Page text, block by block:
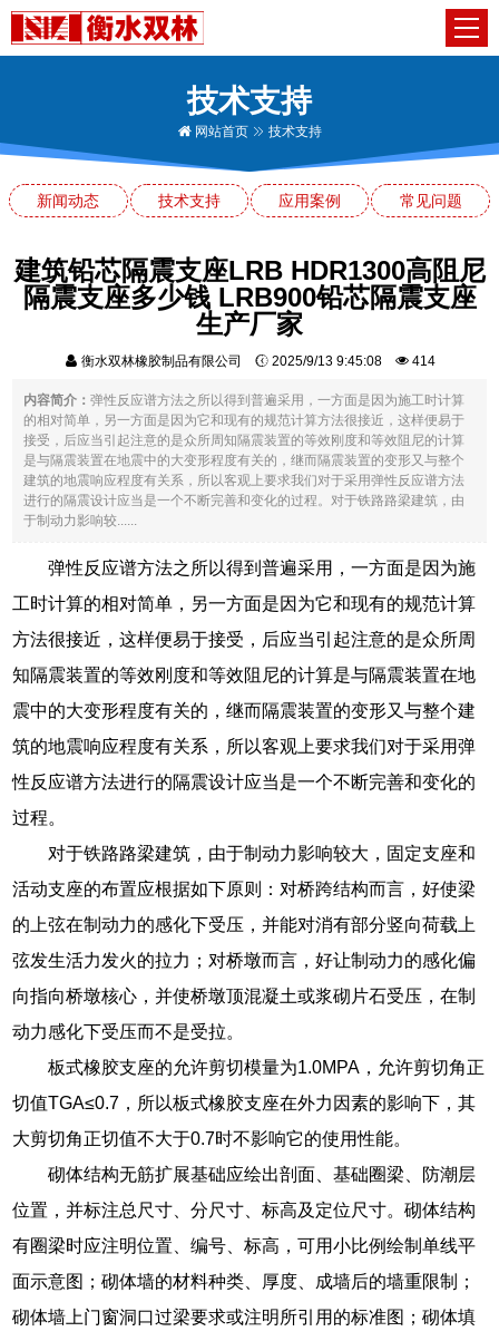
技术支持
网站首页 技术支持
新闻动态 技术支持 应用案例 常见问题
建筑铅芯隔震支座LRB HDR1300高阻尼
隔震支座多少钱 LRB900铅芯隔震支座
生产厂家
衡水双林橡胶制品有限公司 2025/9/13 9:45:08 414
内容简介：弹性反应谱方法之所以得到普遍采用，一方面是因为施工时计算
的相对简单，另一方面是因为它和现有的规范计算方法很接近，这样便易于
接受，后应当引起注意的是众所周知隔震装置的等效刚度和等效阻尼的计算
是与隔震装置在地震中的大变形程度有关的，继而隔震装置的变形又与整个
建筑的地震响应程度有关系，所以客观上要求我们对于采用弹性反应谱方法
进行的隔震设计应当是一个不断完善和变化的过程。对于铁路路梁建筑，由
于制动力影响较......
弹性反应谱方法之所以得到普遍采用，一方面是因为施
工时计算的相对简单，另一方面是因为它和现有的规范计算
方法很接近，这样便易于接受，后应当引起注意的是众所周
知隔震装置的等效刚度和等效阻尼的计算是与隔震装置在地
震中的大变形程度有关的，继而隔震装置的变形又与整个建
筑的地震响应程度有关系，所以客观上要求我们对于采用弹
性反应谱方法进行的隔震设计应当是一个不断完善和变化的
过程。
对于铁路路梁建筑，由于制动力影响较大，固定支座和
活动支座的布置应根据如下原则：对桥跨结构而言，好使梁
的上弦在制动力的感化下受压，并能对消有部分竖向荷载上
弦发生活力发火的拉力；对桥墩而言，好让制动力的感化偏
向指向桥墩核心，并使桥墩顶混凝土或浆砌片石受压，在制
动力感化下受压而不是受拉。
板式橡胶支座的允许剪切模量为1.0MPA，允许剪切角正
切值TGA≤0.7，所以板式橡胶支座在外力因素的影响下，其
大剪切角正切值不大于0.7时不影响它的使用性能。
砌体结构无筋扩展基础应绘出剖面、基础圈梁、防潮层
位置，并标注总尺寸、分尺寸、标高及定位尺寸。砌体结构
有圈梁时应注明位置、编号、标高，可用小比例绘制单线平
面示意图；砌体墙的材料种类、厚度、成墙后的墙重限制；
砌体墙上门窗洞口过梁要求或注明所引用的标准图；砌体填